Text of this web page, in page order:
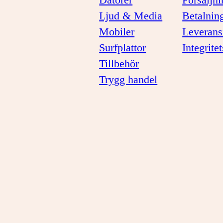
Ljud & Media
Mobiler
Surfplattor
Tillbehör
Trygg handel